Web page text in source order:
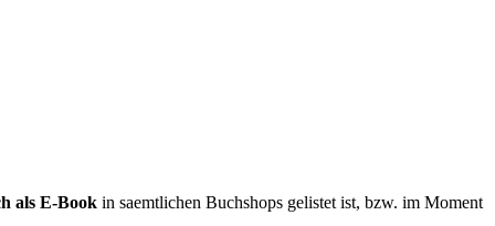
als E-Book in saemtlichen Buchshops gelistet ist, bzw. im Moment